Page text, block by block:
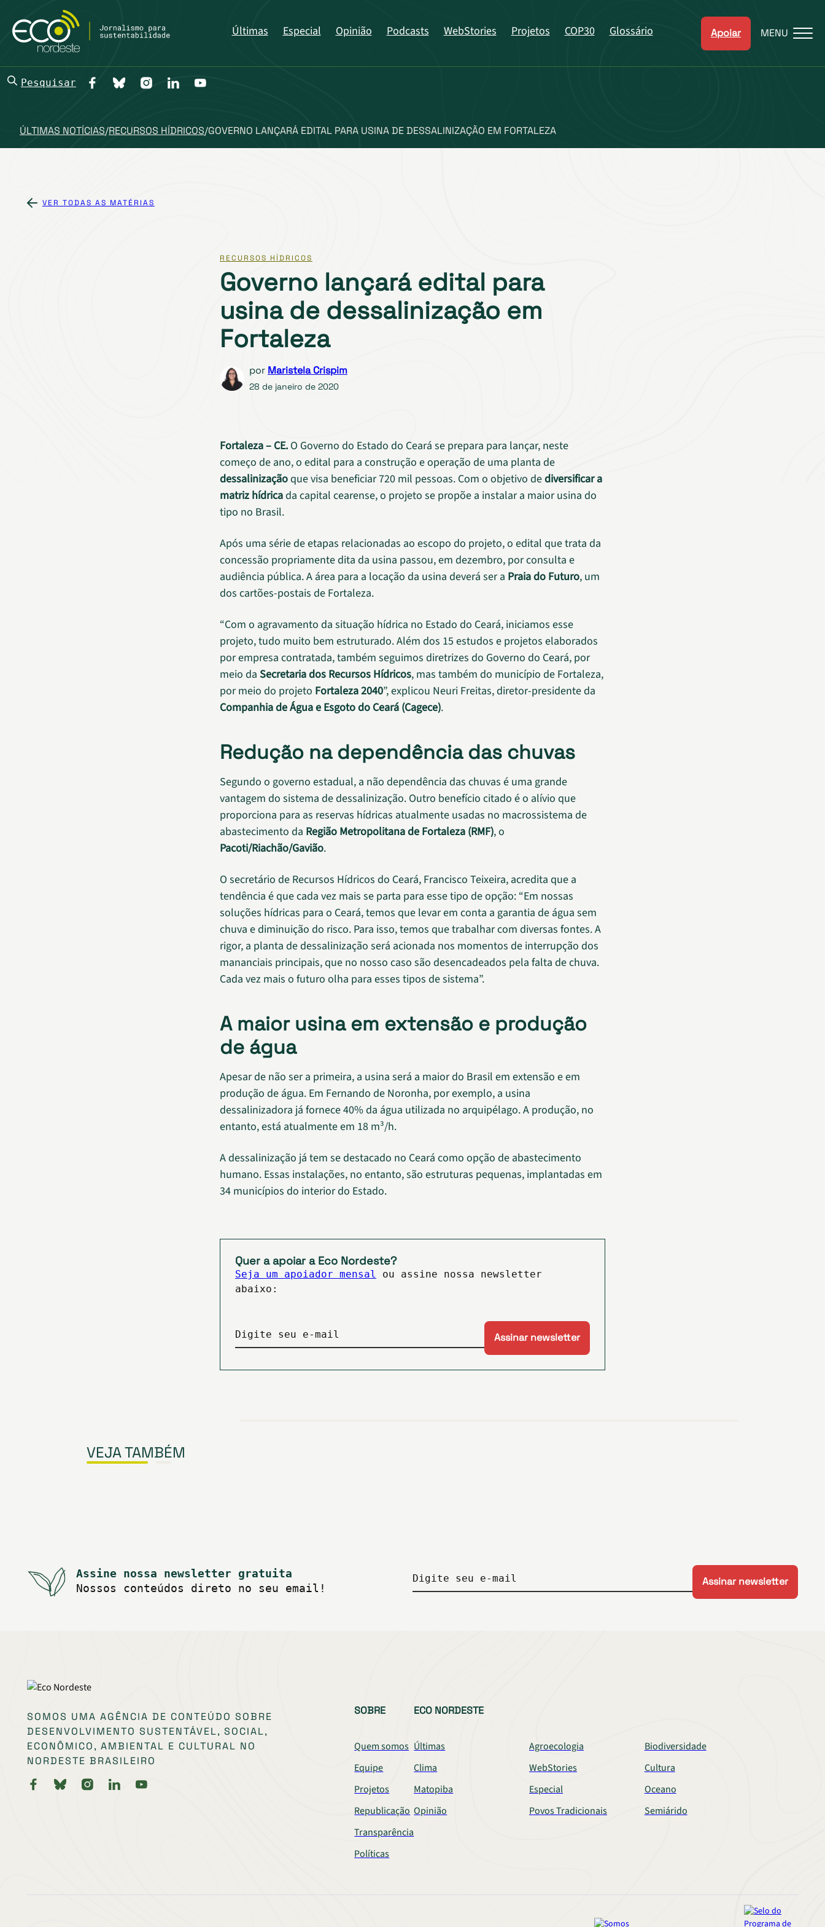
Últimas Especial Opinião Podcasts WebStories Projetos COP30 Glossário Apoiar MENU
Pesquisar
ÚLTIMAS NOTÍCIAS/RECURSOS HÍDRICOS/GOVERNO LANÇARÁ EDITAL PARA USINA DE DESSALINIZAÇÃO EM FORTALEZA
VER TODAS AS MATÉRIAS
RECURSOS HÍDRICOS
Governo lançará edital para
usina de dessalinização em
Fortaleza
por Maristela Crispim
28 de janeiro de 2020
Fortaleza – CE. O Governo do Estado do Ceará se prepara para lançar, neste
começo de ano, o edital para a construção e operação de uma planta de
dessalinizaçãoque visa beneficiar 720 mil pessoas. Com o objetivo dediversificar a
matriz hídricada capital cearense, o projeto se propõe a instalar a maior usina do
tipo no Brasil.
Após uma série de etapas relacionadas ao escopo do projeto, o edital que trata da
concessão propriamente dita da usina passou, em dezembro, por consulta e
audiência pública. A área para a locação da usina deverá ser a Praia do Futuro, um
dos cartões-postais de Fortaleza.
“Com o agravamento da situação hídrica no Estado do Ceará, iniciamos esse
projeto, tudo muito bem estruturado. Além dos 15 estudos e projetos elaborados
por empresa contratada, também seguimos diretrizes do Governo do Ceará, por
meio da Secretaria dos Recursos Hídricos, mas também do município de Fortaleza,
por meio do projeto Fortaleza 2040”, explicou Neuri Freitas, diretor-presidente da
Companhia de Água e Esgoto do Ceará (Cagece).
Redução na dependência das chuvas
Segundo o governo estadual, a não dependência das chuvas é uma grande
vantagem do sistema de dessalinização. Outro benefício citado é o alívio que
proporciona para as reservas hídricas atualmente usadas no macrossistema de
abastecimento da Região Metropolitana de Fortaleza (RMF), o
Pacoti/Riachão/Gavião.
O secretário de Recursos Hídricos do Ceará, Francisco Teixeira, acredita que a
tendência é que cada vez mais se parta para esse tipo de opção: “Em nossas
soluções hídricas para o Ceará, temos que levar em conta a garantia de água sem
chuva e diminuição do risco. Para isso, temos que trabalhar com diversas fontes. A
rigor, a planta de dessalinização será acionada nos momentos de interrupção dos
mananciais principais, que no nosso caso são desencadeados pela falta de chuva.
Cada vez mais o futuro olha para esses tipos de sistema”.
A maior usina em extensão e produção
de água
Apesar de não ser a primeira, a usina será a maior do Brasil em extensão e em
produção de água. Em Fernando de Noronha, por exemplo, a usina
dessalinizadora já fornece 40% da água utilizada no arquipélago. A produção, no
entanto, está atualmente em 18 m³/h.
A dessalinização já tem se destacado no Ceará como opção de abastecimento
humano. Essas instalações, no entanto, são estruturas pequenas, implantadas em
34 municípios do interior do Estado.
Quer a apoiar a Eco Nordeste?
Seja um apoiador mensal
ou assine nossa newsletter
abaixo:
Digite seu e-mail
VEJA TAMBÉM
Assine nossa newsletter gratuita
Nossos conteúdos direto no seu email!
Digite seu e-mail
SOMOS UMA AGÊNCIA DE CONTEÚDO SOBRE
DESENVOLVIMENTO SUSTENTÁVEL, SOCIAL,
ECONÔMICO, AMBIENTAL E CULTURAL NO
NORDESTE BRASILEIRO
SOBRE
Quem somos
Equipe
Projetos
Republicação
Transparência
Políticas
ECO NORDESTE
Últimas Agroecologia
Biodiversidade
Clima
WebStories
Cultura
Matopiba
Especial
Oceano
Opinião
Povos Tradicionais Semiárido